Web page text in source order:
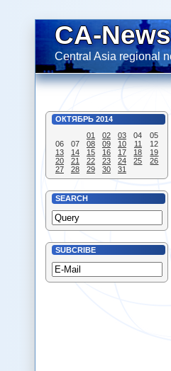
CA-
Central Asia regional
ОКТЯБРЬ 2014
01
02 03 04
05
06
07 08 09 10 11
12
13
14 15 16 17 18
19
20
21 22 23 24 25
26
27
28 29 30 31
SEARCH
SUBCRIBE